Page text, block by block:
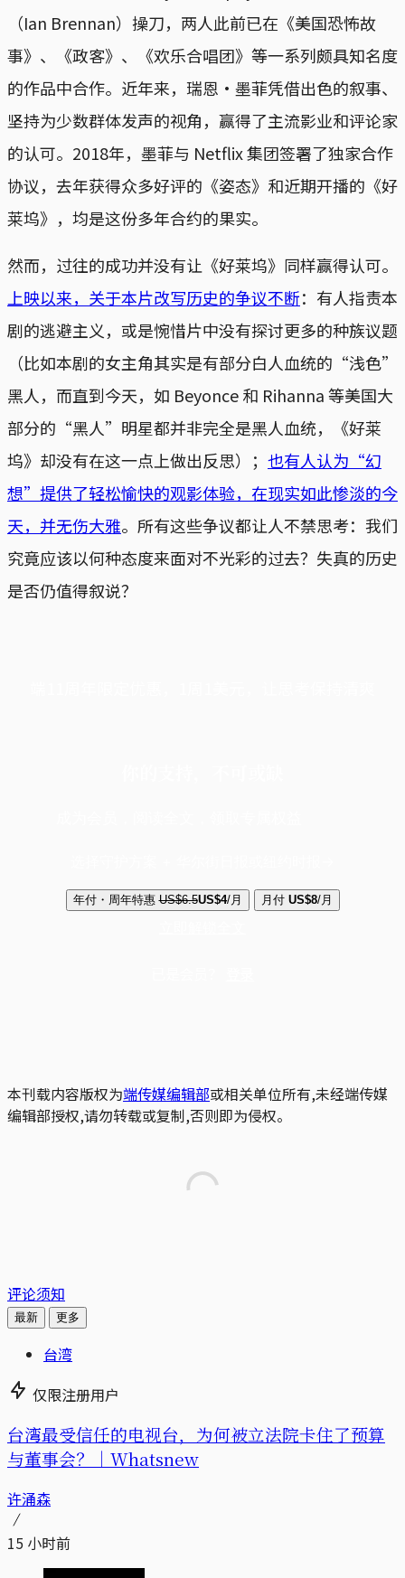
（Ian Brennan）操刀，两人此前已在《美国恐怖故
事》、《政客》、《欢乐合唱团》等一系列颇具知名度
的作品中合作。近年来，瑞恩·墨菲凭借出色的叙事、
坚持为少数群体发声的视角，赢得了主流影业和评论家
的认可。2018年，墨菲与 Netflix 集团签署了独家合作
协议，去年获得众多好评的《姿态》和近期开播的《好
莱坞》，均是这份多年合约的果实。
然而，过往的成功并没有让《好莱坞》同样赢得认可。
上映以来，关于本片改写历史的争议不断：有人指责本
剧的逃避主义，或是惋惜片中没有探讨更多的种族议题
（比如本剧的女主角其实是有部分白人血统的“浅色”
黑人，而直到今天，如 Beyonce 和 Rihanna 等美国大
部分的“黑人”明星都并非完全是黑人血统，《好莱
坞》却没有在这一点上做出反思）； 也有人认为“幻
想”提供了轻松愉快的观影体验，在现实如此惨淡的今
天，并无伤大雅。所有这些争议都让人不禁思考：我们
究竟应该以何种态度来面对不光彩的过去？失真的历史
是否仍值得叙说？
年付・周年特惠 US$6.5US$4/月 月付 US$8/月
本刊载内容版权为端传媒编辑部或相关单位所有,未经端传媒
编辑部授权,请勿转载或复制,否则即为侵权。
评论须知
最新 更多
台湾
仅限注册用户
台湾最受信任的电视台，为何被立法院卡住了预算
与董事会？｜Whatsnew
许涌森
15 小时前